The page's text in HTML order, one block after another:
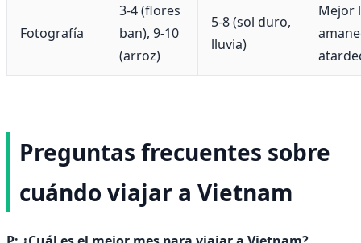
Fotografía
3-4 (flores
ban), 9-10
(arroz)
5-8 (sol duro,
lluvia)
Mejor
Preguntas frecuentes sobre
cuándo viajar a Vietnam